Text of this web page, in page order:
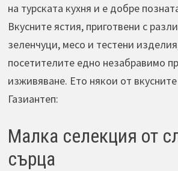
на турската кухня и е добре
Вкусните ястия, приготвени с
зеленчуци, месо и тестени
посетителите едно незабравимо
изживяване. Ето някои от
Газиантеп:
Малка селекция от
сърца